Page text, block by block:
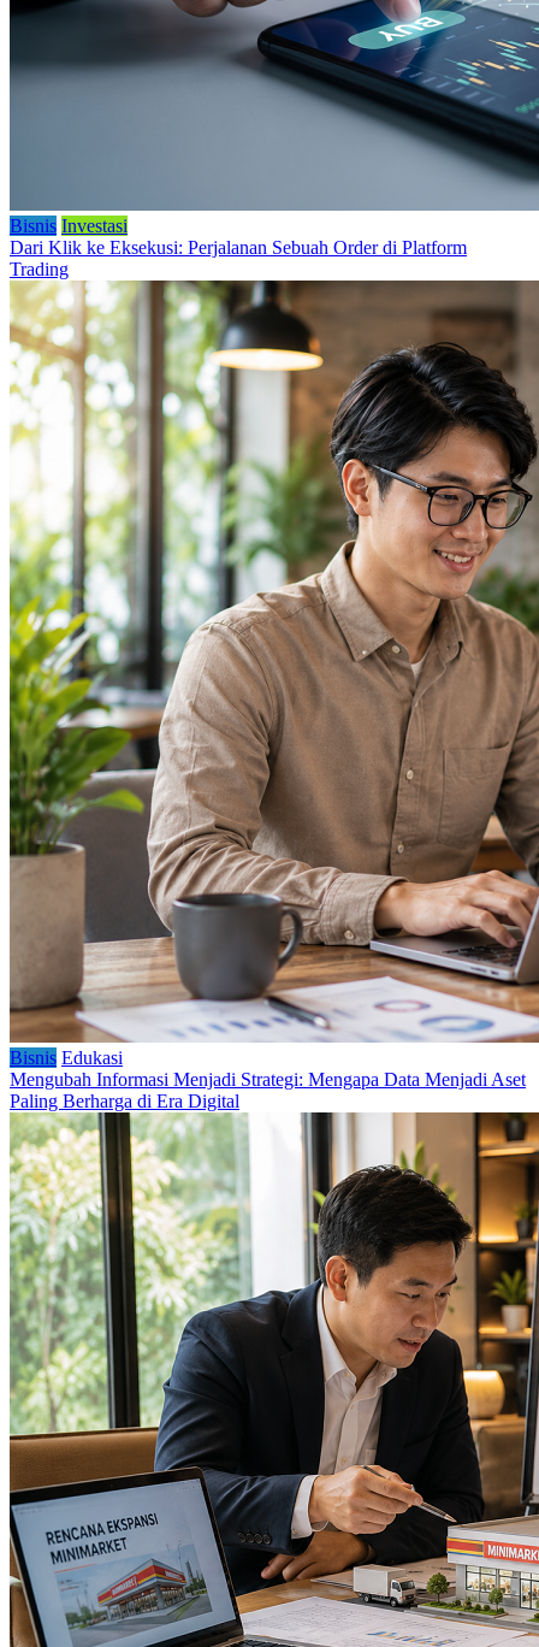
Bisnis Investasi
Dari Klik ke Eksekusi: Perjalanan Sebuah Order di Platform
Trading
Bisnis Edukasi
Mengubah Informasi Menjadi Strategi: Mengapa Data Menjadi Aset
Paling Berharga di Era Digital